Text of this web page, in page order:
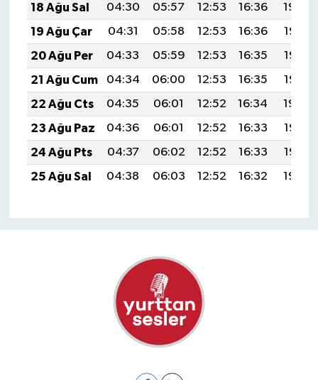
18 Ağu Sal
04:30 05:57 12:53 16:36
19:39
19 Ağu Çar
04:31 05:58 12:53 16:36
19:38
20 Ağu Per
04:33 05:59 12:53 16:35
19:37
21 Ağu Cum
04:34 06:00 12:53 16:35
19:35
22 Ağu Cts
04:35 06:01 12:52 16:34
19:34
23 Ağu Paz
04:36 06:01 12:52 16:33
19:33
24 Ağu Pts
04:37 06:02 12:52 16:33
19:32
25 Ağu Sal
04:38 06:03 12:52 16:32 19:30